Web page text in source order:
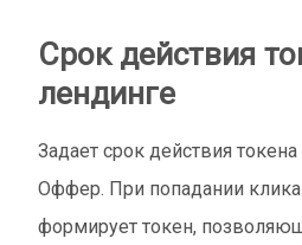
Срок действия
лендинге
Задает срок действия
Оффер. При попадании клика
формирует токен,